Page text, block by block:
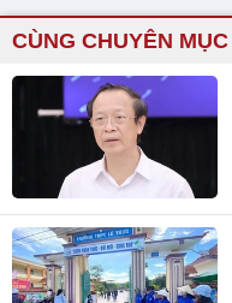
CÙNG CHUYÊN MỤC